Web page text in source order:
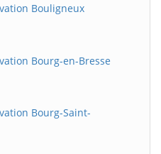
Bouligneux
Bourg-en-Bresse
Bourg-Saint-